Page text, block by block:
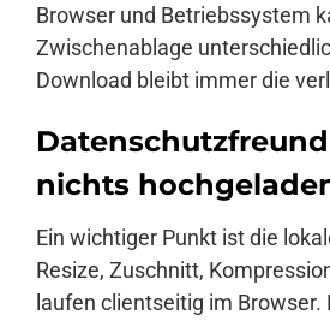
Browser und Betriebssystem
Zwischenablage
Download bleibt immer die
nichts
Ein wichtiger Punkt ist die
Resize, Zuschnitt,
laufen clientseitig im Browser.